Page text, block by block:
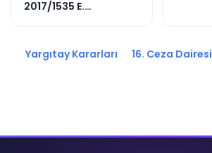
2017/1535 E.
Yargıtay Kararları 16. Ceza Dairesi